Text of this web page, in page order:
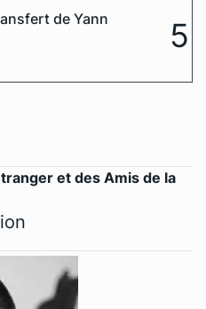
de Yann
5
et des Amis de la